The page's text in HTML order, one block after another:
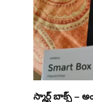
స్మార్ట్ బాక్స్ –